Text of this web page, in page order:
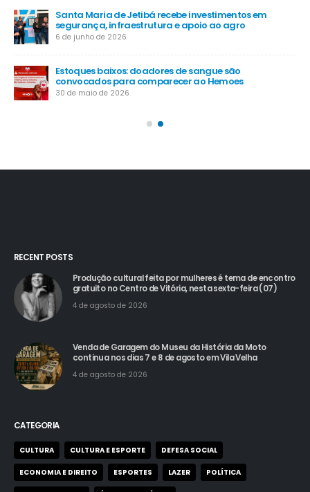
Santa Maria de Jetibá recebe investimentos em
segurança, infraestrutura e apoio ao agro
6 de junho de 2026
Estoques baixos: doadores de sangue são
convocados para comparecer ao Hemoes
30 de maio de 2026
RECENT POSTS
Produção cultural feita por mulheres é tema de encontro
gratuito no Centro de Vitória, nesta sexta-feira (07)
4 de agosto de 2026
Venda de Garagem do Museu da História da Moto
continua nos dias 7 e 8 de agosto em Vila Velha
4 de agosto de 2026
CATEGORIA
CULTURA CULTURA E ESPORTE DEFESA SOCIAL
ECONOMIA E DIREITO ESPORTES LAZER POLÍTICA